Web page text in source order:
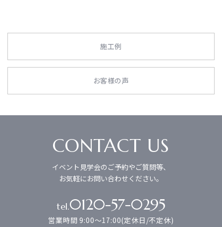
施工例
お客様の声
CONTACT US
イベント見学会のご予約やご質問等、
お気軽にお問い合わせください。
tel.0120-57-0295
営業時間 9:00～17:00(定休日/不定休)